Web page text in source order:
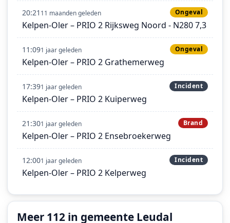
20:21 11 maanden geleden Ongeval
Kelpen-Oler – PRIO 2 Rijksweg Noord - N280 7,3
11:091 jaar geleden Ongeval
Kelpen-Oler – PRIO 2 Grathemerweg
17:391 jaar geleden Incident
Kelpen-Oler – PRIO 2 Kuiperweg
21:301 jaar geleden Brand
Kelpen-Oler – PRIO 2 Ensebroekerweg
12:001 jaar geleden Incident
Kelpen-Oler – PRIO 2 Kelperweg
Meer 112 in gemeente Leudal